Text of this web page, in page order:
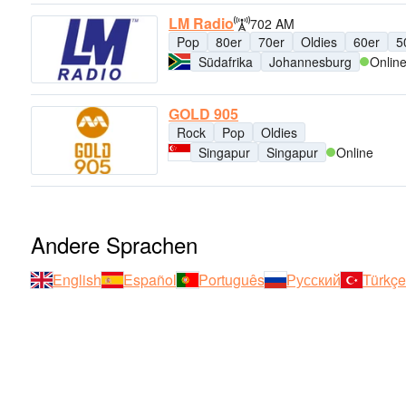
LM Radio
702 AM
Pop
80er 70er Oldies 60er
Südafrika
Johannesburg Online
GOLD 905
Rock Pop
Oldies
Singapur
Singapur Online
Andere Sprachen
English Español Português Русский Türkçe